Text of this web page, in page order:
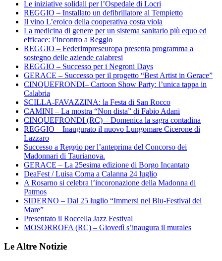
Le iniziative solidali per l’Ospedale di Locri
REGGIO – Installato un defibrillatore al Tempietto
Il vino L’eroico della cooperativa costa viola
La medicina di genere per un sistema sanitario più equo ed
efficace: l’incontro a Reggio
REGGIO – Federimpreseuropa presenta programma a
sostegno delle aziende calabresi
REGGIO – Successo per i Negroni Days
GERACE – Successo per il progetto “Best Artist in Gerace”
CINQUEFRONDI– Cartoon Show Party: l’unica tappa in
Calabria
SCILLA-FAVAZZINA: la Festa di San Rocco
CAMINI – La mostra “Non dista” di Fabio Adani
CINQUEFRONDI (RC) – Domenica la sagra contadina
REGGIO – Inaugurato il nuovo Lungomare Cicerone di
Lazzaro
Successo a Reggio per l’anteprima del Concorso dei
Madonnari di Taurianova.
GERACE – La 25esima edizione di Borgo Incantato
DeaFest / Luisa Corna a Calanna 24 luglio
A Rosarno si celebra l’incoronazione della Madonna di
Patmos
SIDERNO – Dal 25 luglio “Immersi nel Blu-Festival del
Mare”
Presentato il Roccella Jazz Festival
MOSORROFA (RC) – Giovedì s’inaugura il murales
Le Altre Notizie